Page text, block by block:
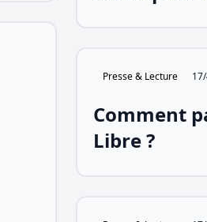
Presse & Lecture
Comment
Libre ?